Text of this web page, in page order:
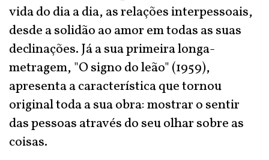
vida do dia a dia, as relações interpessoais,
desde a solidão ao amor em todas as suas
declinações. Já a sua primeira longa-
metragem, "O signo do leão" (1959),
apresenta a característica que tornou
original toda a sua obra: mostrar o sentir
das pessoas através do seu olhar sobre as
coisas.